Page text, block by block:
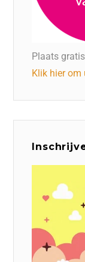
Plaats
Klik hier om